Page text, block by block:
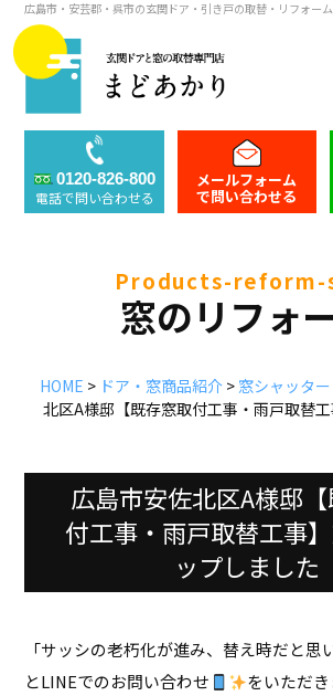
広島市・安芸郡・呉市の玄関ドア・引き戸の取替・リフォーム
0120-826-800
電話で問い合わせる
メールフォーム
で問い合わせる
products-reform-
窓のリフォ
HOME > ドア・窓商品紹介> 窓シャッタ
北区A様邸【既存窓取付工事・雨戸取替
広島市安佐北区A様邸
付工事・雨戸取替工事
ップしました
「サッシの老朽化が進み、替え時だと思
とLINEでのお問い合わせ
をいただ